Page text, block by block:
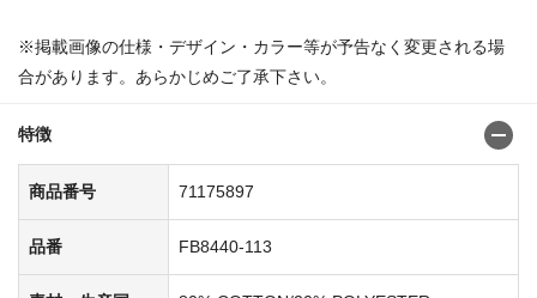
※掲載画像の仕様・デザイン・カラー等が予告なく変更される場
合があります。あらかじめご了承下さい。
特徴
商品番号 71175897
品番 FB8440-113